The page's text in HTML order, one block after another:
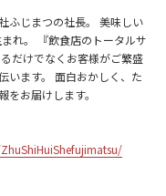
白楽天町511-1
ふじまつの社長。 美味しい
れ。 『飲食店のトータルサ
だけでなくお客様がご繁盛
います。 面白おかしく、た
お届けします。